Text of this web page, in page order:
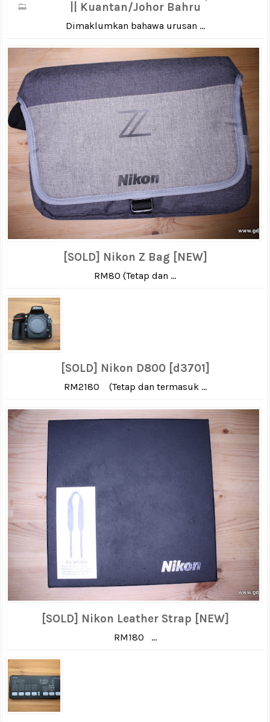
|| Kuantan/Johor Bahru
Dimaklumkan bahawa urusan ...
[SOLD] Nikon Z Bag [NEW]
RM80 (Tetap dan ...
[SOLD] Nikon D800 [d3701]
RM2180 (Tetap dan termasuk ...
[SOLD] Nikon Leather Strap [NEW]
RM180 ...